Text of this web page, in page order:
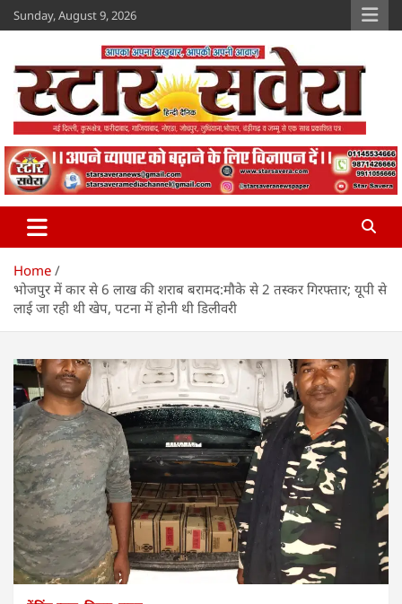
Skip
to
Sunday, August 9, 2026
Star Savera
www.starsavera.com
Home
भोजपुर में कार से 6 लाख की शराब बरामद:मौके से 2 तस्कर गिरफ्तार; यूपी से
लाई जा रही थी खेप, पटना में होनी थी डिलीवरी